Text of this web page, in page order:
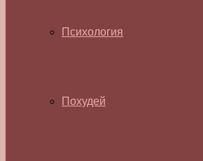
Психология
Похудей